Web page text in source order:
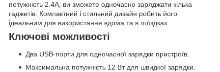
потужність 2.4A, ви зможете одночасно заряджати кілька
гаджетів. Компактний і стильний дизайн робить його
ідеальним для використання вдома та в поїздках.
Ключові можливості
Два USB-порти для одночасної зарядки пристроїв.
Максимальна потужність 12 Вт для швидкої зарядки.